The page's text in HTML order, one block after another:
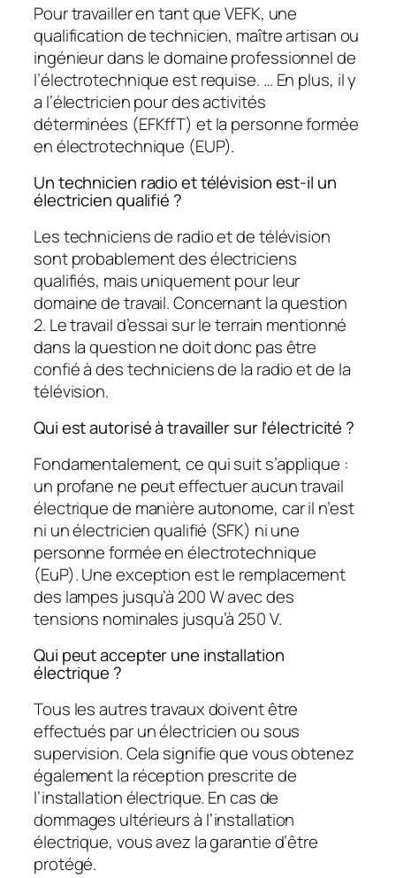
Pour travailler en tant que VEFK, une
qualification de technicien, maître artisan ou
ingénieur dans le domaine professionnel de
l’électrotechnique est requise. … En plus, il y
a l’électricien pour des activités
déterminées (EFKffT) et la personne formée
en électrotechnique (EUP).
Un technicien radio et télévision est-il un
électricien qualifié ?
Les techniciens de radio et de télévision
sont probablement des électriciens
qualifiés, mais uniquement pour leur
domaine de travail. Concernant la question
2. Le travail d’essai sur le terrain mentionné
dans la question ne doit donc pas être
confié à des techniciens de la radio et de la
télévision.
Qui est autorisé à travailler sur l’électricité ?
Fondamentalement, ce qui suit s’applique :
un profane ne peut effectuer aucun travail
électrique de manière autonome, car il n’est
ni un électricien qualifié (SFK) ni une
personne formée en électrotechnique
(EuP). Une exception est le remplacement
des lampes jusqu’à 200 W avec des
tensions nominales jusqu’à 250 V.
Qui peut accepter une installation
électrique ?
Tous les autres travaux doivent être
effectués par un électricien ou sous
supervision. Cela signifie que vous obtenez
également la réception prescrite de
l’installation électrique. En cas de
dommages ultérieurs à l’installation
électrique, vous avez la garantie d’être
protégé.